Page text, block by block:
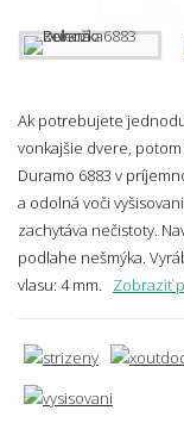
Ak potrebujete
vonkajšie dvere,
Duramo 6883 v
a odolná voči
zachytáva nečistoty.
podlahe nešmýka.
vlasu: 4 mm.
Zobraziť